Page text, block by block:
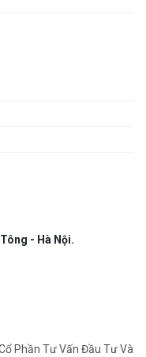
- Hà Nội.
Phần Tư Vấn Đầu Tư Và